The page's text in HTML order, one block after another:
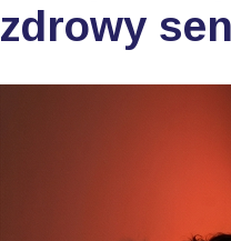
zdrowy